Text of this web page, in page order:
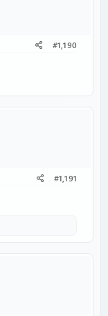
#1,190
#1,191